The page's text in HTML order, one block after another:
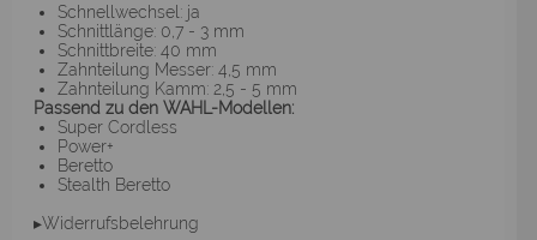
Schnellwechsel: ja
Schnittlänge: 0,7 - 3 mm
Schnittbreite: 40 mm
Zahnteilung Messer: 4,5 mm
Zahnteilung Kamm: 2,5 - 5 mm
Passend zu den WAHL-Modellen:
Super Cordless
Power+
Beretto
Stealth Beretto
▸Widerrufsbelehrung